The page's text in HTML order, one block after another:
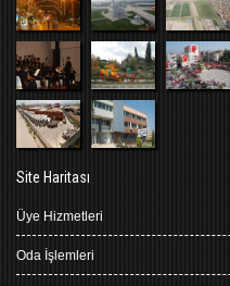
Site Haritası
Üye Hizmetleri
Oda İşlemleri